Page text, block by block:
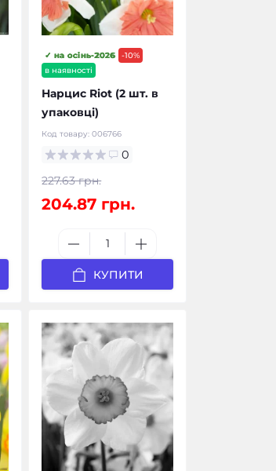
-10%
в наявності
✓ на осінь-2026
Нарцис Riot (2 шт. в
упаковці)
Код товару:006766
0
227.63 грн.
204.87 грн.
КУПИТИ